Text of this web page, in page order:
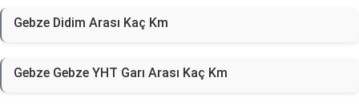
Gebze Didim Arası Kaç Km
Gebze Gebze YHT Garı Arası Kaç Km